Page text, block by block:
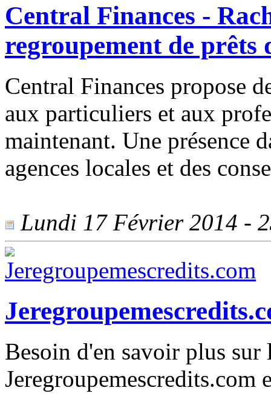
Central Finances -
regroupement de prêts
Central Finances propose
aux particuliers et aux
maintenant. Une présence
agences locales et des
Lundi 17 Février 2014 -
Besoin d'en savoir plus sur